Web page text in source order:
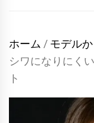
ホーム / モデル
シワになりにく
ト